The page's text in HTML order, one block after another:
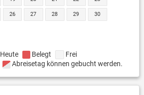
26 27 28 29 30
Heute Belegt
Frei
Abreisetag können gebucht werden.